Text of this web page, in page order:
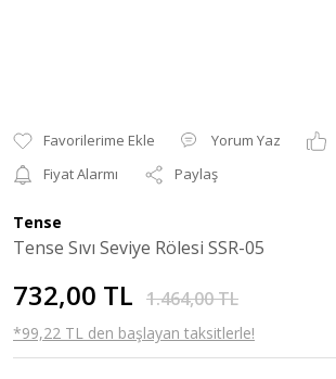
Yorum Yaz
Fiyat Alarmı
Paylaş
Tense
Tense Sıvı Seviye Rölesi SSR-05
732,00 TL 1.464,00 TL
*99,22 TL den başlayan taksitlerle!